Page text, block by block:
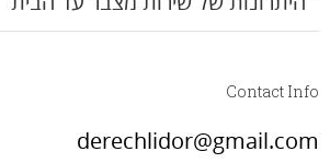
Contact Info
derechlidor@gmail.com